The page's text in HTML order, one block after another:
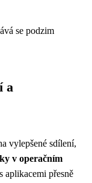
se podzim
a
vylepšené sdílení,
v operačním
aplikacemi přesně